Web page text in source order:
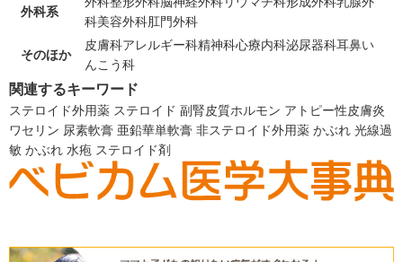
外科系
科美容外科肛門外科
そのほか
皮膚科アレルギー科精神科心療内科泌尿器科耳鼻い
んこう科
関連するキーワード
ステロイド外用薬 ステロイド 副腎皮質ホルモン アトピー性皮膚炎
ワセリン 尿素軟膏 亜鉛華単軟膏 非ステロイド外用薬 かぶれ 光線過
敏 かぶれ 水疱 ステロイド剤